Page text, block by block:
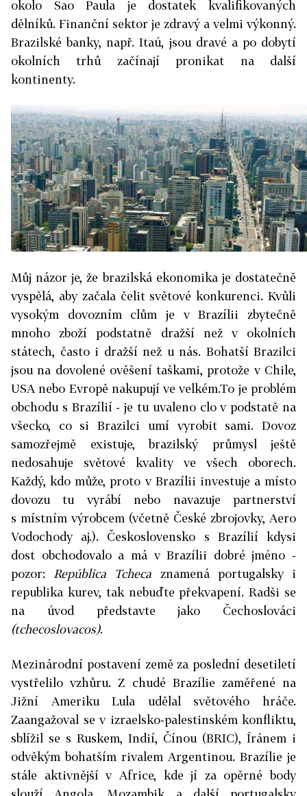
okolo Sao Paula je dostatek kvalifikovaných
dělníků. Finanční sektor je zdravý a velmi výkonný.
Brazilské banky, např. Itaú, jsou dravé a po dobytí
okolních trhů začínají pronikat na další
kontinenty.
Můj názor je, že brazilská ekonomika je dostatečně
vyspělá, aby začala čelit světové konkurenci. Kvůli
vysokým dovozním clům je v Brazílii zbytečně
mnoho zboží podstatně dražší než v okolních
státech, často i dražší než u nás. Bohatší Brazilci
jsou na dovolené ověšení taškami, protože v Chile,
USA nebo Evropě nakupují ve velkém.To je problém
obchodu s Brazílií - je tu uvaleno clo v podstatě na
všecko, co si Brazilci umí vyrobit sami. Dovoz
samozřejmě existuje, brazilský průmysl ještě
nedosahuje světové kvality ve všech oborech.
Každý, kdo může, proto v Brazílii investuje a místo
dovozu tu vyrábí nebo navazuje partnerství
s místním výrobcem (včetně České zbrojovky, Aero
Vodochody aj.). Československo s Brazílií kdysi
dost obchodovalo a má v Brazílii dobré jméno -
pozor: República Tcheca znamená portugalsky i
republika kurev, tak nebuďte překvapení. Radši se
na úvod představte jako Čechoslováci
(tchecoslovacos).
Mezinárodní postavení země za poslední desetiletí
vystřelilo vzhůru. Z chudé Brazílie zaměřené na
Jižní Ameriku Lula udělal světového hráče.
Zaangažoval se v izraelsko-palestinském konfliktu,
sblížil se s Ruskem, Indií, Čínou (BRIC), Íránem i
odvěkým bohatším rivalem Argentinou. Brazílie je
stále aktivnější v Africe, kde jí za opěrné body